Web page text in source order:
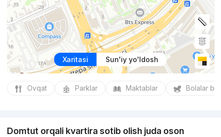
Xaritasi Sun'iy yo'ldosh
Ovqat Parklar Maktablar Bolalar
Domtut orqali kvartira sotib olish juda oson